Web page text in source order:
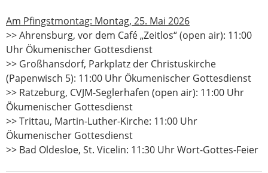
Am Pfingstmontag: Montag, 25. Mai 2026
>> Ahrensburg, vor dem Café „Zeitlos“ (open air): 11:00
Uhr Ökumenischer Gottesdienst
>> Großhansdorf, Parkplatz der Christuskirche
(Papenwisch 5): 11:00 Uhr Ökumenischer Gottesdienst
>> Ratzeburg, CVJM-Seglerhafen (open air): 11:00 Uhr
Ökumenischer Gottesdienst
>> Trittau, Martin-Luther-Kirche: 11:00 Uhr
Ökumenischer Gottesdienst
>> Bad Oldesloe, St. Vicelin: 11:30 Uhr Wort-Gottes-Feier